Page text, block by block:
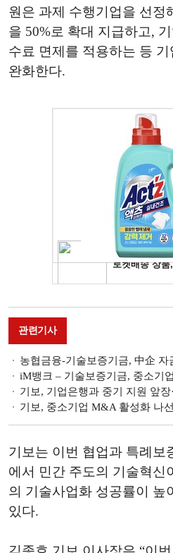
원은 과제 수행기업을 선정
을 50%로 확대 지급하고,
수료 면제를 적용하는 등
완화한다.
관련기사
농협금융-기술보증기금, 中企 자금 수
iM뱅크 – 기술보증기금, 중소기
기보, 기업은행과 중기 지원 앞장
기보, 중소기업 M&A 활성화 나선
기보는 이번 협업과 특례보
에서 민간 주도의 기술혁신
의 기술사업화 성공률이 높
있다.